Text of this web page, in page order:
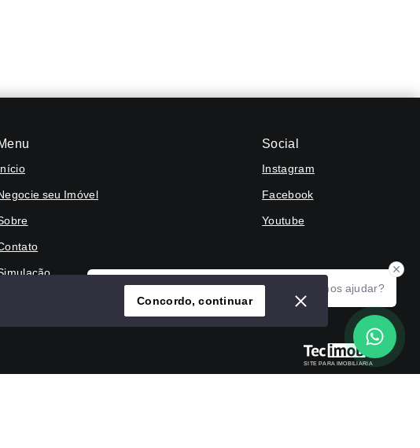
Olá! Agradecemos seu contato, como podemos ajudar?
seu Imóvel
Social
Instagram
Facebook
Youtube
SITE PARA IMOBILIARIA
Concordo, continuar